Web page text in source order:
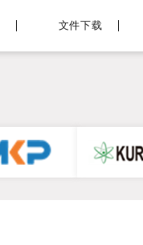
文件下载